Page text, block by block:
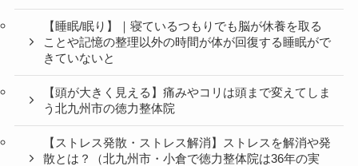
【睡眠/眠り】｜寝ているつもりでも脳が休養を取る
ことや記憶の整理以外の時間が体が回復する睡眠がで
きていないと
【頭が大きく見える】痛みやコリは頭まで変えてしま
う北九州市の徳力整体院
【ストレス発散・ストレス解消】ストレスを解消や発
散とは？（北九州市・小倉で徳力整体院は36年の実